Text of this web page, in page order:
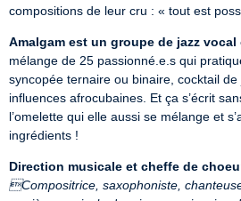
compositions de leur cru : « tout est
Amalgam est un groupe de jazz vocal
mélange de 25 passionné.e.s qui
syncopée ternaire ou binaire, cocktail de
influences afrocubaines. Et ça s’écrit
l’omelette qui elle aussi se mélange et
ingrédients !
Direction musicale et cheffe de
Compositrice, saxophoniste,